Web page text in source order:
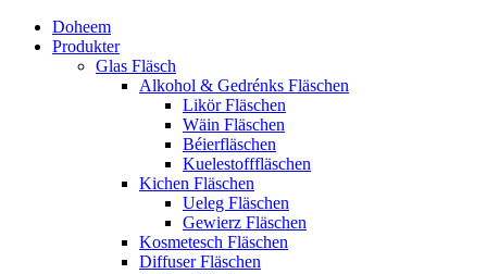
Doheem
Produkter
Glas Fläsch
Alkohol & Gedrénks Fläschen
Likör Fläschen
Wäin Fläschen
Béierfläschen
Kuelestofffläschen
Kichen Fläschen
Ueleg Fläschen
Gewierz Fläschen
Kosmetesch Fläschen
Diffuser Fläschen